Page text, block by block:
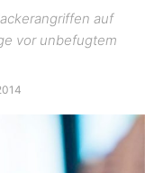
auf
vor unbefugtem